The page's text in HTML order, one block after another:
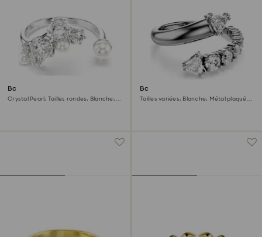
Bague ouverte Constella
Crystal Pearl, Tailles rondes, Blanche,
Bague ouverte Sublima
Tailles variées, Blanche, Métal plaqué